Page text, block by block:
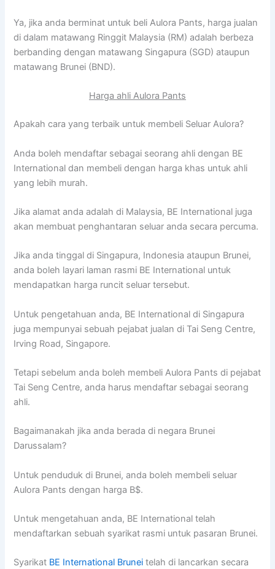
Ya, jika anda berminat untuk beli Aulora Pants, harga jualan
di dalam matawang Ringgit Malaysia (RM) adalah berbeza
berbanding dengan matawang Singapura (SGD) ataupun
matawang Brunei (BND).
Harga ahli Aulora Pants
Apakah cara yang terbaik untuk membeli Seluar Aulora?
Anda boleh mendaftar sebagai seorang ahli dengan BE
International dan membeli dengan harga khas untuk ahli
yang lebih murah.
Jika alamat anda adalah di Malaysia, BE International juga
akan membuat penghantaran seluar anda secara percuma.
Jika anda tinggal di Singapura, Indonesia ataupun Brunei,
anda boleh layari laman rasmi BE International untuk
mendapatkan harga runcit seluar tersebut.
Untuk pengetahuan anda, BE International di Singapura
juga mempunyai sebuah pejabat jualan di Tai Seng Centre,
Irving Road, Singapore.
Tetapi sebelum anda boleh membeli Aulora Pants di pejabat
Tai Seng Centre, anda harus mendaftar sebagai seorang
ahli.
Bagaimanakah jika anda berada di negara Brunei
Darussalam?
Untuk penduduk di Brunei, anda boleh membeli seluar
Aulora Pants dengan harga B$.
Untuk mengetahuan anda, BE International telah
mendaftarkan sebuah syarikat rasmi untuk pasaran Brunei.
Syarikat BE International Brunei telah di lancarkan secara